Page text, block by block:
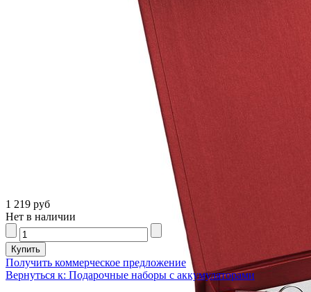
1 219 руб
Нет в наличии
Получить коммерческое предложение
Вернуться к: Подарочные наборы с аккумуляторами